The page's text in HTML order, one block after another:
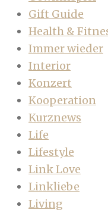
Gift Guide
Health &
Immer wieder
Interior
Konzert
Kooperation
Kurznews
Life
Lifestyle
Link Love
Linkliebe
Living